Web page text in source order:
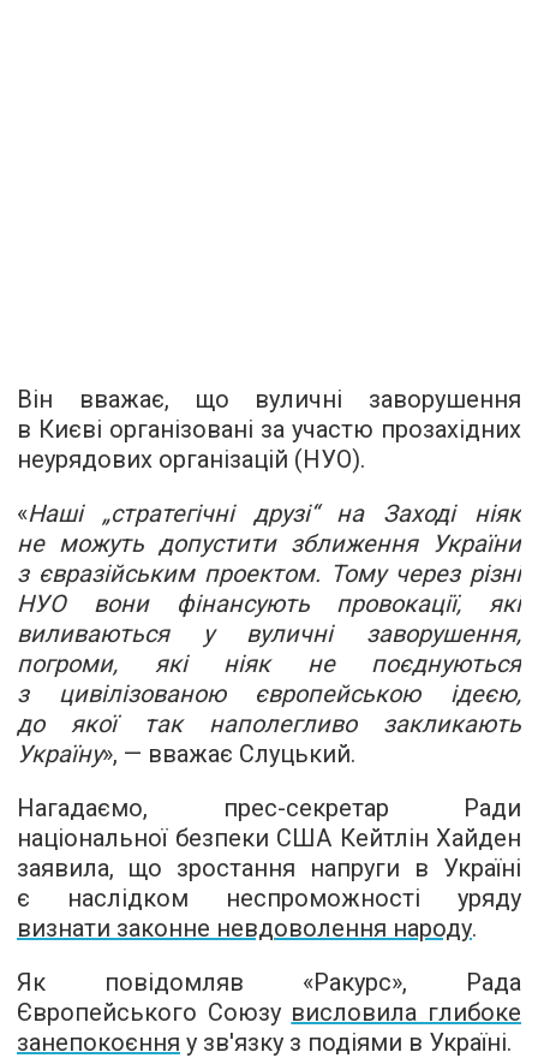
Він вважає, що вуличні заворушення
в Києві організовані за участю прозахідних
неурядових організацій (НУО).
«Наші „стратегічні друзі“ на Заході ніяк
не можуть допустити зближення України
з євразійським проектом. Тому через різні
НУО вони фінансують провокації, які
виливаються у вуличні заворушення,
погроми, які ніяк не поєднуються
з цивілізованою європейською ідеєю,
до якої так наполегливо закликають
Україну», — вважає Слуцький.
Нагадаємо, прес-секретар Ради
національної безпеки США Кейтлін Хайден
заявила, що зростання напруги в Україні
є наслідком неспроможності уряду
визнати законне невдоволення народу.
Як повідомляв «Ракурс», Рада
Європейського Союзу висловила глибоке
занепокоєння у зв'язку з подіями в Україні.